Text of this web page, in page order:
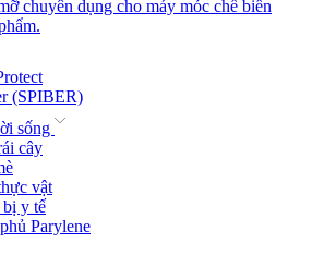
chuyên dụng cho máy móc chế biến
(SPIBER)
sống
cây
vật
y tế
Parylene